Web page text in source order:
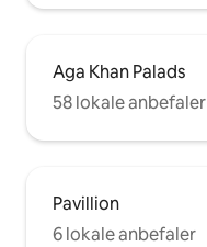
Aga Khan Palads
58 lokale anbefaler
Pavillion
6 lokale anbefaler